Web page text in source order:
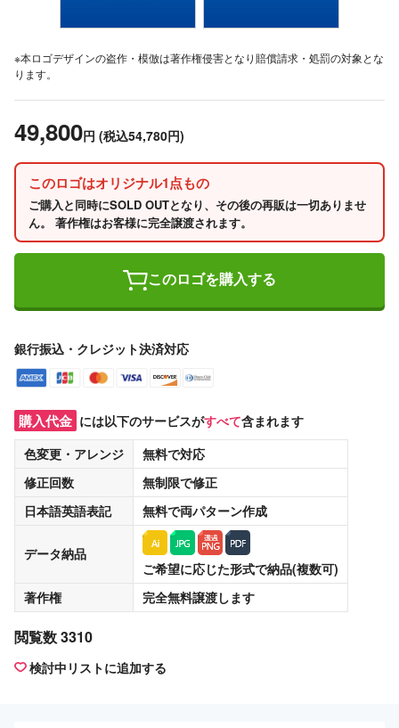
※本ロゴデザインの盗作・模倣は著作権侵害となり賠償請求・処罰の対象とな
ります。
49,800円 (税込54,780円)
このロゴはオリジナル1点もの
ご購入と同時にSOLD OUTとなり、その後の再販は一切ありませ
ん。 著作権はお客様に完全譲渡されます。
このロゴを購入する
銀行振込・クレジット決済対応
購入代金 には以下のサービスがすべて含まれます
色変更・アレンジ
無料で対応
修正回数
無制限で修正
日本語英語表記
無料で両パターン作成
データ納品
ご希望に応じた形式で納品(複数可)
著作権
完全無料譲渡します
閲覧数 3310
検討中リストに追加する